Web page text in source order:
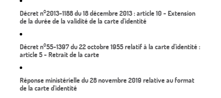
Décret n°2013-1188 du 18 décembre 2013 : article 10 - Extension
de la durée de la validité de la carte d'identité
Décret n°55-1397 du 22 octobre 1955 relatif à la carte d'identité :
article 5 - Retrait de la carte
Réponse ministérielle du 28 novembre 2019 relative au format
de la carte d'identité